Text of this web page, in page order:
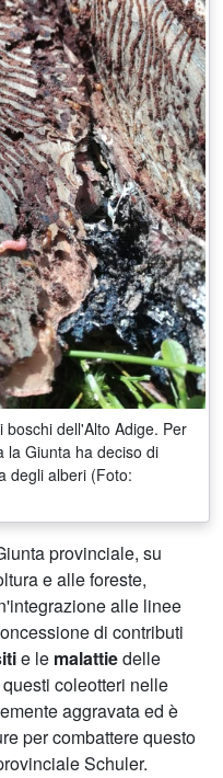
dell'Alto Adige. Per
la Giunta ha deciso di
degli alberi (Foto:
provinciale, su
e alle foreste,
alle linee
di contributi
e le malattiedelle
coleotteri nelle
aggravata ed è
per combattere questo
Schuler.